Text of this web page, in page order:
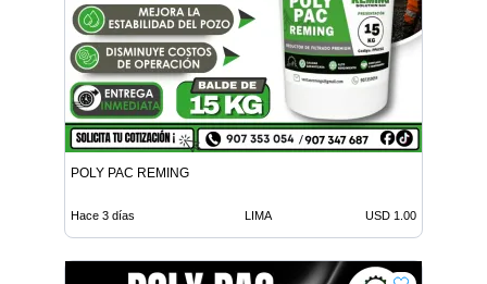
POLY PAC REMING
Hace 3 días LIMA USD 1.00